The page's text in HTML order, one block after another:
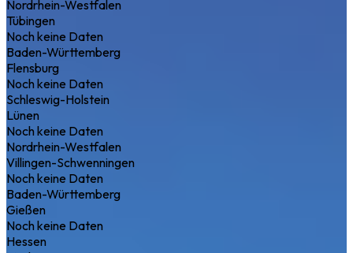
Nordrhein-Westfalen
Tübingen
Noch keine Daten
Baden-Württemberg
Flensburg
Noch keine Daten
Schleswig-Holstein
Lünen
Noch keine Daten
Nordrhein-Westfalen
Villingen-Schwenningen
Noch keine Daten
Baden-Württemberg
Gießen
Noch keine Daten
Hessen